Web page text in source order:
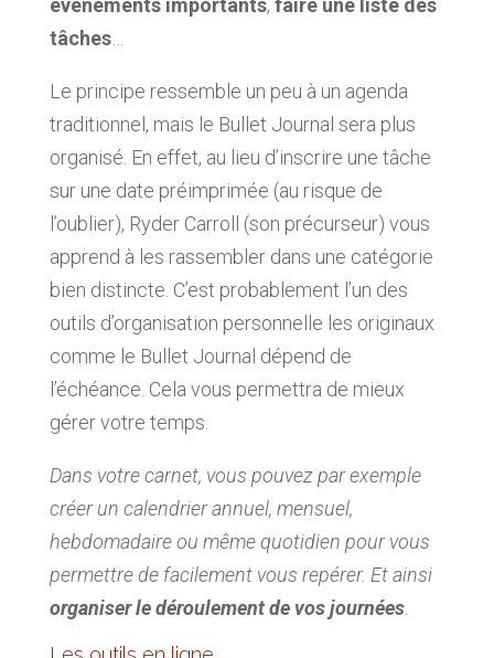
événements importants, faire une liste des
tâches…
Le principe ressemble un peu à un agenda
traditionnel, mais le Bullet Journal sera plus
organisé. En effet, au lieu d’inscrire une tâche
sur une date préimprimée (au risque de
l’oublier), Ryder Carroll (son précurseur) vous
apprend à les rassembler dans une catégorie
bien distincte. C’est probablement l’un des
outils d’organisation personnelle les originaux
comme le Bullet Journal dépend de
l’échéance. Cela vous permettra de mieux
gérer votre temps.
Dans votre carnet, vous pouvez par exemple
créer un calendrier annuel, mensuel,
hebdomadaire ou même quotidien pour vous
permettre de facilement vous repérer. Et ainsi
organiser le déroulement de vos journées.